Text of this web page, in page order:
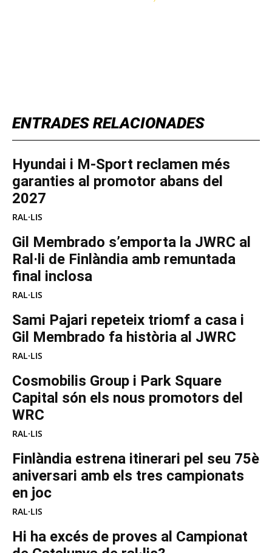
ENTRADES RELACIONADES
Hyundai i M-Sport reclamen més
garanties al promotor abans del
2027
RAL·LIS
Gil Membrado s’emporta la JWRC al
Ral·li de Finlàndia amb remuntada
final inclosa
RAL·LIS
Sami Pajari repeteix triomf a casa i
Gil Membrado fa història al JWRC
RAL·LIS
Cosmobilis Group i Park Square
Capital són els nous promotors del
WRC
RAL·LIS
Finlàndia estrena itinerari pel seu 75è
aniversari amb els tres campionats
en joc
RAL·LIS
Hi ha excés de proves al Campionat